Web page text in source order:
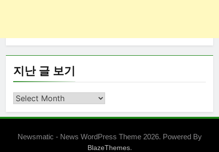
지난 글 보기
지
글
보Newsmatic - News WordPress Theme 2026. Powered By
BlazeThemes.